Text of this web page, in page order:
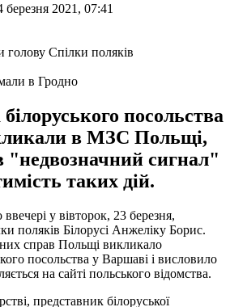
березня 2021, 07:41
в Гродно
посольства
в МЗС Польщі,
"недвозначний сигнал"
таких дій.
у вівторок, 23 березня,
поляків Білорусі Анжеліку Борис.
справ Польщі викликало
посольства у Варшаві і висловило
на сайті польського відомства.
представник білоруської